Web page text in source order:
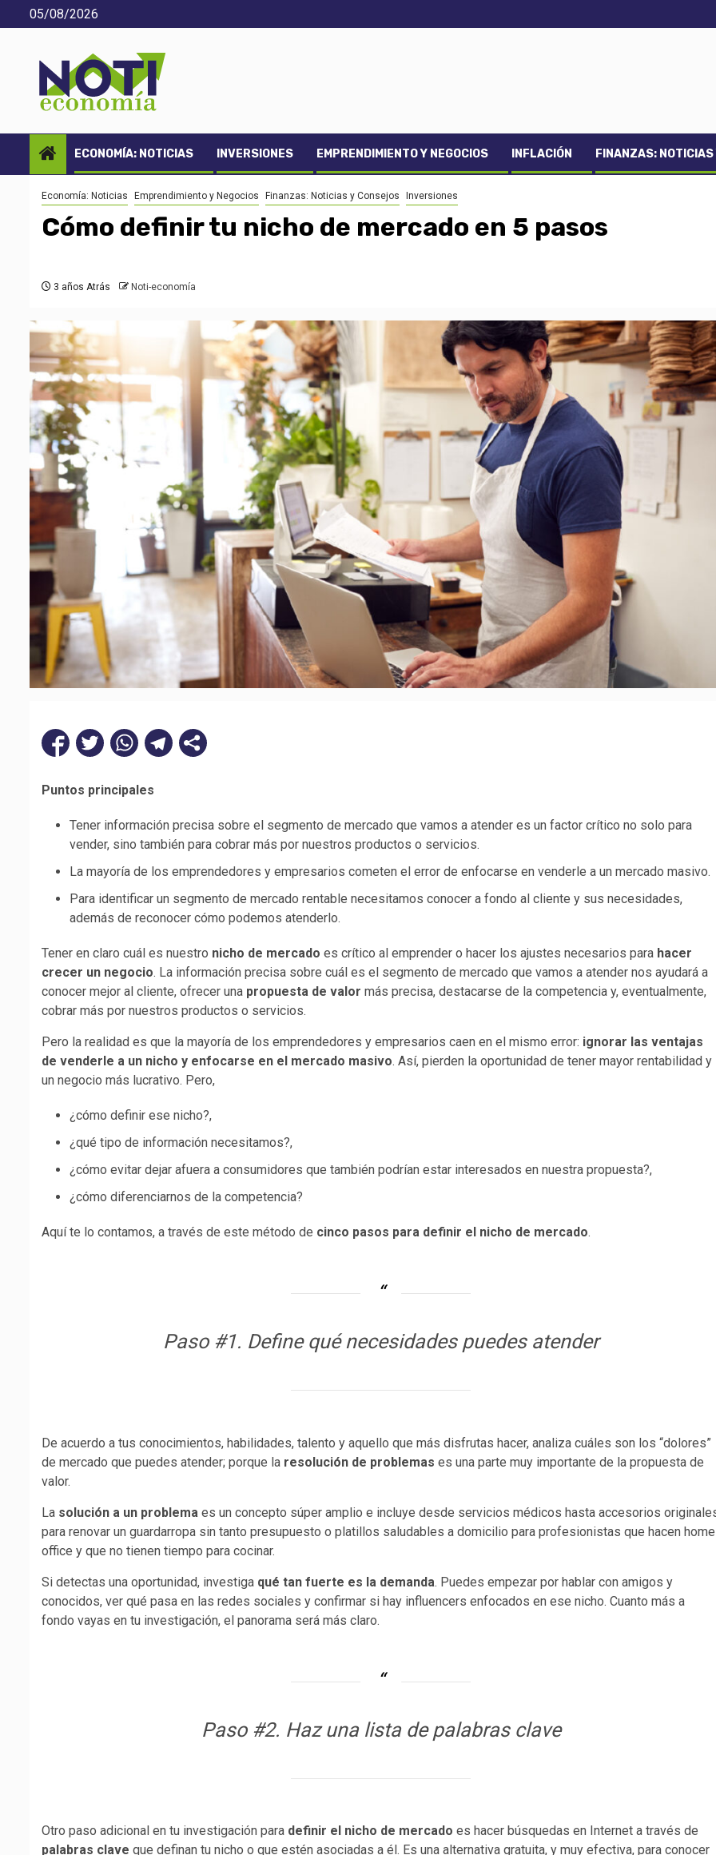
Saltar
al
05/08/2026
ECONOMÍA: NOTICIAS INVERSIONES EMPRENDIMIENTO Y NEGOCIOS INFLACIÓN FINANZAS:
Economía: Noticias Emprendimiento y Negocios Finanzas: Noticias y Consejos Inversiones
Cómo definir tu nicho de mercado en 5 pasos
3 años Atrás Noti-economía
Puntos principales
Tener información precisa sobre el segmento de mercado que vamos a atender es un factor crítico no solo para
vender, sino también para cobrar más por nuestros productos o servicios.
La mayoría de los emprendedores y empresarios cometen el error de enfocarse en venderle a un mercado masivo.
Para identificar un segmento de mercado rentable necesitamos conocer a fondo al cliente y sus necesidades,
además de reconocer cómo podemos atenderlo.
Tener en claro cuál es nuestro nicho de mercado es crítico al emprender o hacer los ajustes necesarios para hacer
crecer un negocio. La información precisa sobre cuál es el segmento de mercado que vamos a atender nos ayudará a
conocer mejor al cliente, ofrecer una propuesta de valor más precisa, destacarse de la competencia y, eventualmente,
cobrar más por nuestros productos o servicios.
Pero la realidad es que la mayoría de los emprendedores y empresarios caen en el mismo error: ignorar las ventajas
de venderle a un nicho y enfocarse en el mercado masivo. Así, pierden la oportunidad de tener mayor rentabilidad y
un negocio más lucrativo. Pero,
¿cómo definir ese nicho?,
¿qué tipo de información necesitamos?,
¿cómo evitar dejar afuera a consumidores que también podrían estar interesados en nuestra propuesta?,
¿cómo diferenciarnos de la competencia?
Aquí te lo contamos, a través de este método de cinco pasos para definir el nicho de mercado.
Paso #1. Define qué necesidades puedes atender
De acuerdo a tus conocimientos, habilidades, talento y aquello que más disfrutas hacer, analiza cuáles son los “dolores”
de mercado que puedes atender; porque la resolución de problemas es una parte muy importante de la propuesta de
valor.
La solución a un problema es un concepto súper amplio e incluye desde servicios médicos hasta accesorios
para renovar un guardarropa sin tanto presupuesto o platillos saludables a domicilio para profesionistas que hacen home
office y que no tienen tiempo para cocinar.
Si detectas una oportunidad, investiga qué tan fuerte es la demanda. Puedes empezar por hablar con amigos y
conocidos, ver qué pasa en las redes sociales y confirmar si hay influencers enfocados en ese nicho. Cuanto más a
fondo vayas en tu investigación, el panorama será más claro.
Paso #2. Haz una lista de palabras clave
Otro paso adicional en tu investigación para definir el nicho de mercado es hacer búsquedas en Internet a través de
palabras clave que definan tu nicho o que estén asociadas a él. Es una alternativa gratuita, y muy efectiva, para conocer